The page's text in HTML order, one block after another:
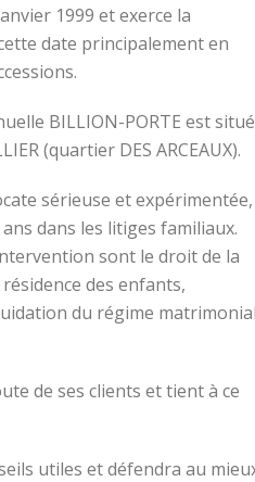
1999 et exerce la
date principalement en
BILLION-PORTE est situé
(quartier DES ARCEAUX).
sérieuse et expérimentée,
dans les litiges familiaux.
sont le droit de la
des enfants,
du régime
de ses clients et tient à ce
utiles et défendra au